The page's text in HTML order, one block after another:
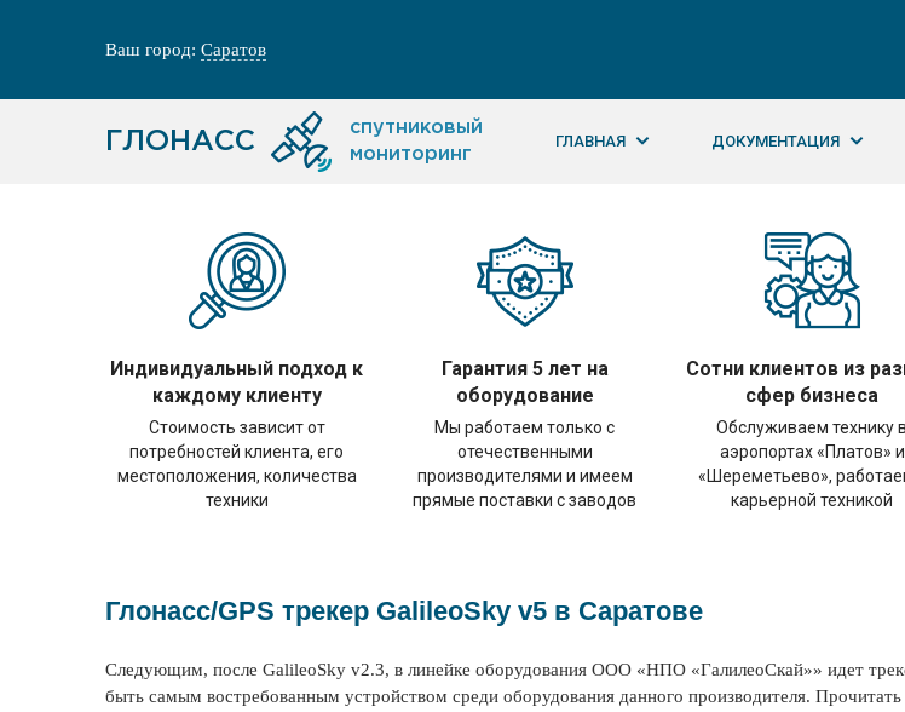
Ваш город: Саратов
ГЛОНАСС
спутниковый
мониторинг
ГЛАВНАЯ ДОКУМЕНТАЦИЯ
Индивидуальный подход к
каждому клиенту
Стоимость зависит от
потребностей клиента, его
местоположения, количества
техники
Гарантия 5 лет на
оборудование
Мы работаем только с
отечественными
производителями и имеем
прямые поставки с заводов
Сотни клиентов из
сфер бизнеса
Обслуживаем технику в
аэропортах «Платов» и
«Шереметьево»,
карьерной техникой
Глонасс/GPS трекер GalileoSky v5 в Саратове
Следующим, после GalileoSky v2.3, в линейке оборудования ООО «НПО «ГалилеоСкай»» идет
быть самым востребованным устройством среди оборудования данного производителя.